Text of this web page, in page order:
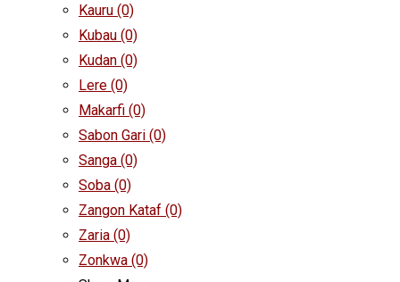
Kauru (0)
Kubau (0)
Kudan (0)
Lere (0)
Makarfi (0)
Sabon Gari (0)
Sanga (0)
Soba (0)
Zangon Kataf (0)
Zaria (0)
Zonkwa (0)